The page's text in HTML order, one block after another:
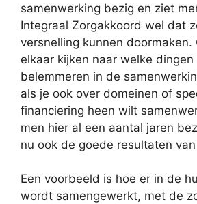
samenwerking bezig en ziet
Integraal Zorgakkoord wel dat
versnelling kunnen
elkaar kijken naar welke dingen
belemmeren in de
als je ook over domeinen of
financiering heen wilt
men hier al een aantal jaren
nu ook de goede resultaten
Een voorbeeld is hoe er in de
wordt samengewerkt, met de